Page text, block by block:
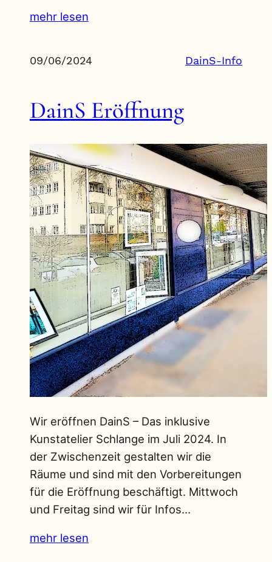
mehr lesen
09/06/2024 DainS-Info
DainS Eröffnung
Wir eröffnen DainS – Das inklusive
Kunstatelier Schlange im Juli 2024. In
der Zwischenzeit gestalten wir die
Räume und sind mit den Vorbereitungen
für die Eröffnung beschäftigt. Mittwoch
und Freitag sind wir für Infos…
mehr lesen